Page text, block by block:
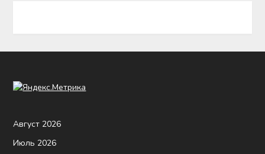
Август 2026
Июль 2026